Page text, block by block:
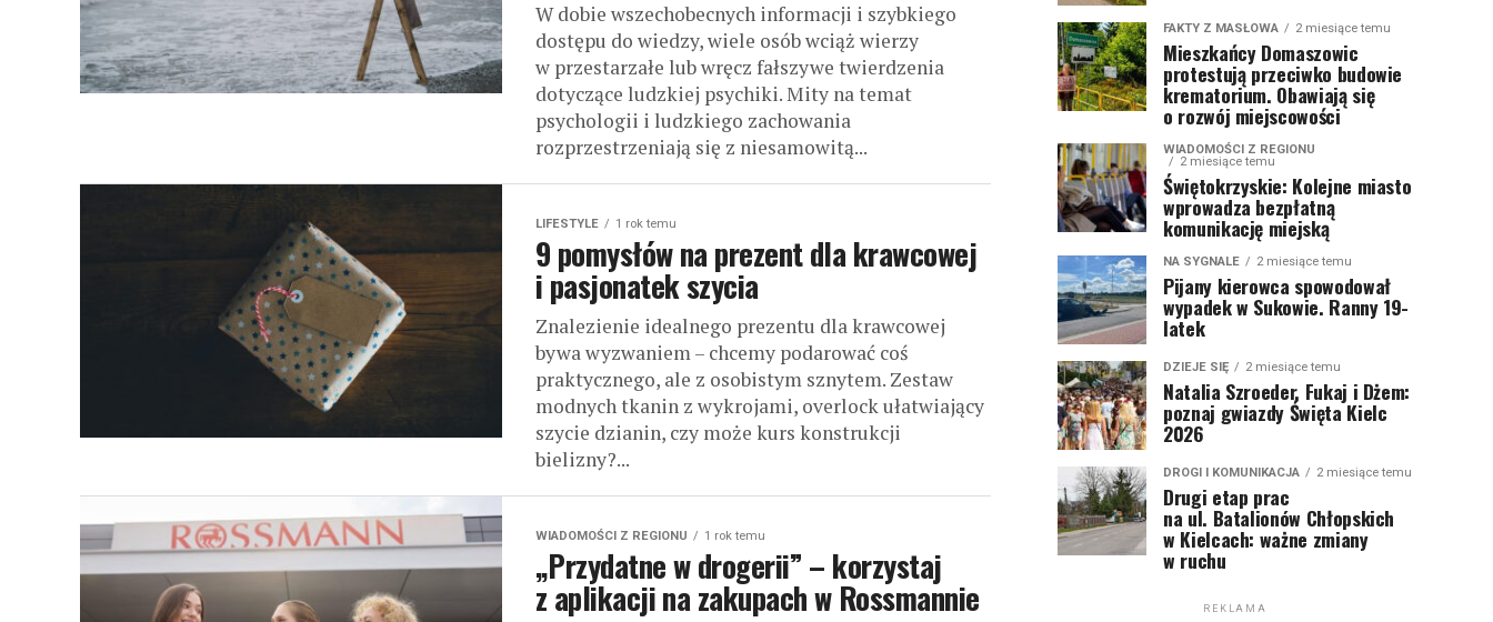
W dobie wszechobecnych informacji i szybkiego
dostępu do wiedzy, wiele osób wciąż wierzy
w przestarzałe lub wręcz fałszywe twierdzenia
dotyczące ludzkiej psychiki. Mity na temat
psychologii i ludzkiego zachowania
rozprzestrzeniają się z niesamowitą...
LIFESTYLE 1 rok temu
9 pomysłów na prezent dla krawcowej
i pasjonatek szycia
Znalezienie idealnego prezentu dla krawcowej
bywa wyzwaniem – chcemy podarować coś
praktycznego, ale z osobistym sznytem. Zestaw
modnych tkanin z wykrojami, overlock ułatwiający
szycie dzianin, czy może kurs konstrukcji
bielizny?...
WIADOMOŚCI Z REGIONU 1 rok temu
„Przydatne w drogerii” – korzystaj
z aplikacji na zakupach w Rossmannie
FAKTY Z MASŁOWA 2 miesiące temu
Mieszkańcy Domaszowic
protestują przeciwko budowie
krematorium. Obawiają się
o rozwój miejscowości
WIADOMOŚCI Z REGIONU
2 miesiące temu
Świętokrzyskie: Kolejne miasto
wprowadza bezpłatną
komunikację miejską
NA SYGNALE 2 miesiące temu
Pijany kierowca spowodował
wypadek w Sukowie. Ranny 19-
latek
DZIEJE SIĘ 2 miesiące temu
Natalia Szroeder, Fukaj i Dżem:
poznaj gwiazdy Święta Kielc
2026
DROGI I KOMUNIKACJA 2 miesiące temu
Drugi etap prac
na ul. Batalionów Chłopskich
w Kielcach: ważne zmiany
w ruchu
REKLAMA